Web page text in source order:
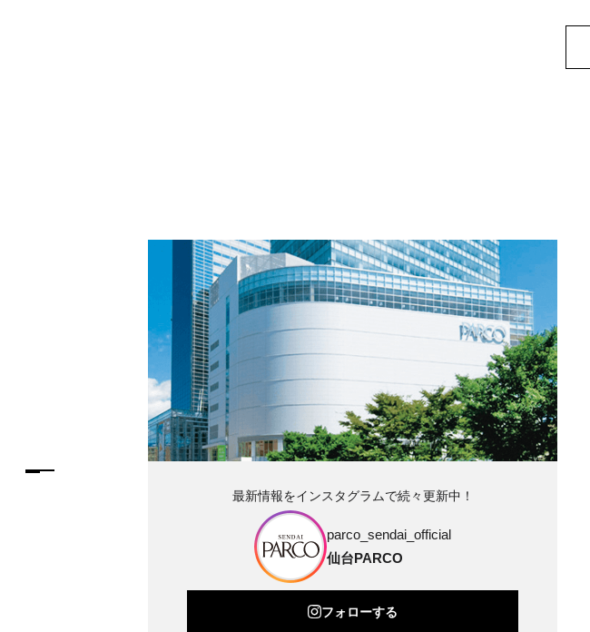
最新情報をインスタグラムで続々更新中！
parco_sendai_official
仙台PARCO
フォローする